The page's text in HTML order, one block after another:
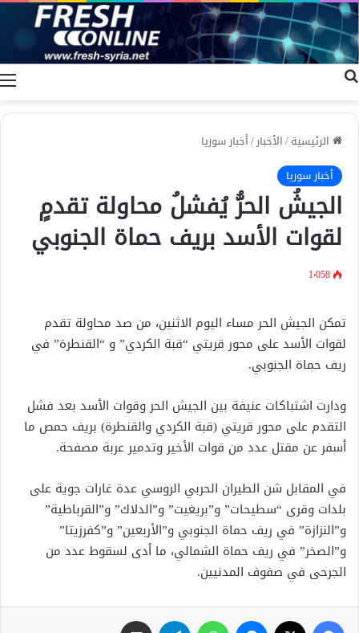
الرئيسية/الأخبار/أخبار سوريا
أخبار سوريا
الجيشُ الحرُّ يُفشلُ محاولة تقدمٍ
لقوات الأسد بريف حماة الجنوبي
1٬058
تمكن الجيش الحر مساء اليوم الاثنين، من صد محاولة تقدم
لقوات الأسد على محور قريتي “قبة الكردي” و “القنطرة” في
ريف حماة الجنوبي.
ودارت اشتباكات عنيفة بين الجيش الحر وقوات الأسد بعد فشل
التقدم على محور قريتي (قبة الكردي والقنطرة) بريف حمص ما
أسفر عن مقتل عدد من قوات الأخير وتدمير عربة مصفحة.
في المقابل شن الطيران الحربي الروسي عدة غارات جوية على
بلدات وقرى “سطيحات” و”بريغيت” و”الدلاك” و”القرباطية”
و”النزازة” في ريف حماة الجنوبي و”الأربعين” و”كفرزيتا”
و”الصخر” في ريف حماة الشمالي، ما أدى لسقوط عدد من
الجرحى في صفوف المدنيين.
فيسبوك ماسنجر واتساب تيلقرام